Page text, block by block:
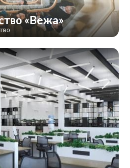
«Вежа»